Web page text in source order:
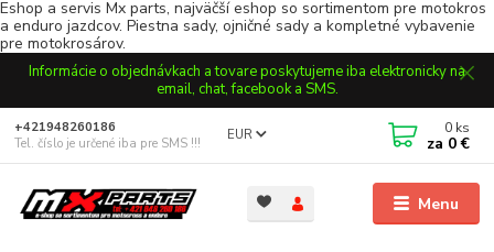
Eshop a servis Mx parts, najväčší eshop so sortimentom pre motokros
a enduro jazdcov. Piestna sady, ojničné sady a kompletné vybavenie
pre motokrosárov.
Informácie o objednávkach a tovare poskytujeme iba elektronicky na
email, chat, facebook a SMS.
Menu
EUR
+421948260186
Tel. číslo je určené iba pre SMS !!!
0 ks
za 0 €